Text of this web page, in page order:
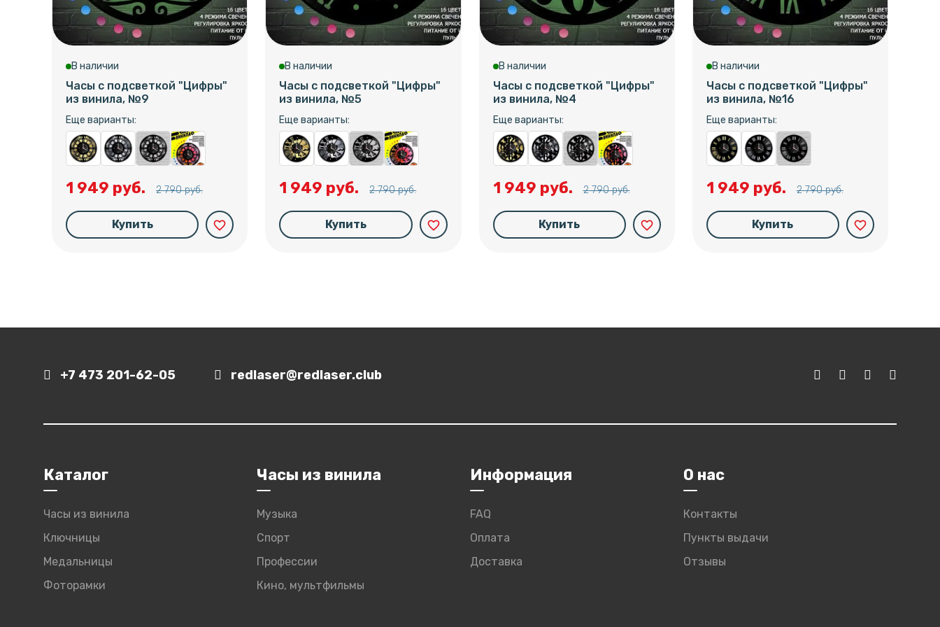
В наличии
Часы с подсветкой "Цифры"
из винила, №9
Еще варианты:
1 949 руб. 2 790 руб.
Купить favorite_border
В наличии
Часы с подсветкой "Цифры"
из винила, №5
Еще варианты:
1 949 руб. 2 790 руб.
Купить favorite_border
В наличии
Часы с подсветкой "Цифры"
из винила, №4
Еще варианты:
1 949 руб. 2 790 руб.
Купить favorite_border
В наличии
Часы с подсветкой "Цифры"
из винила, №16
Еще варианты:
1 949 руб. 2 790 руб.
Купить favorite_border
+7 473 201-62-05 redlaser@redlaser.club
Каталог
Часы из винила
Ключницы
Медальницы
Фоторамки
Часы из винила
Музыка
Спорт
Профессии
Кино, мультфильмы
Информация
FAQ
Оплата
Доставка
О нас
Контакты
Пункты выдачи
Отзывы